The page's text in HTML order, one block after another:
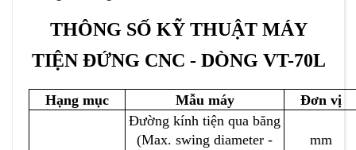
THÔNG SỐ KỸ THUẬT MÁY
TIỆN ĐỨNG CNC - DÒNG VT-70L
Hạng mục Mẫu máy Đơn vị
Đường kính tiện qua băng
(Max. swing diameter -
mm